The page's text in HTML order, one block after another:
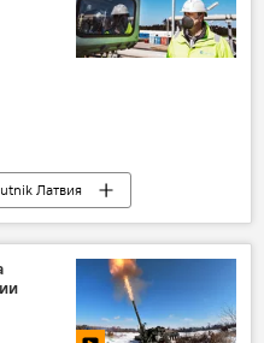
Латвия
газ
Россия